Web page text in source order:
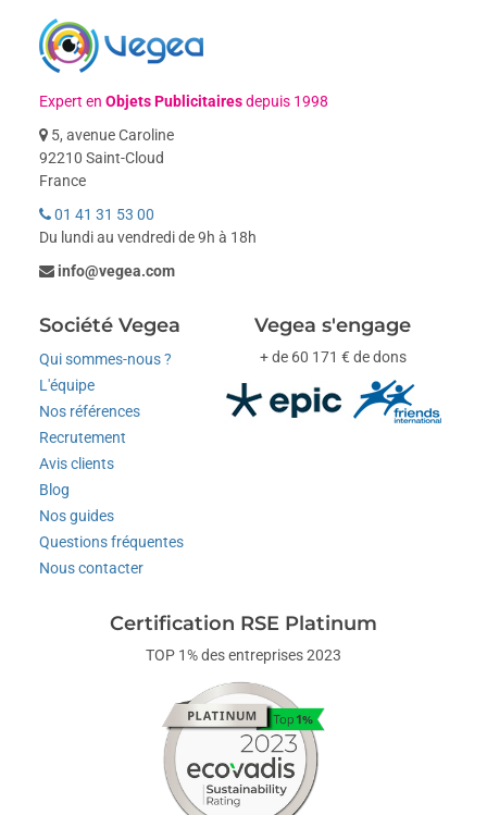
Expert enObjets Publicitairesdepuis 1998
5, avenue Caroline
92210 Saint-Cloud
France
01 41 31 53 00
Du lundi au vendredi de 9h à 18h
info@vegea.com
Société Vegea
Qui sommes-nous ?
L'équipe
Nos références
Recrutement
Avis clients
Blog
Nos guides
Questions fréquentes
Nous contacter
Vegea s'engage
+ de 60 171 € de dons
Certification RSE Platinum
TOP 1% des entreprises 2023